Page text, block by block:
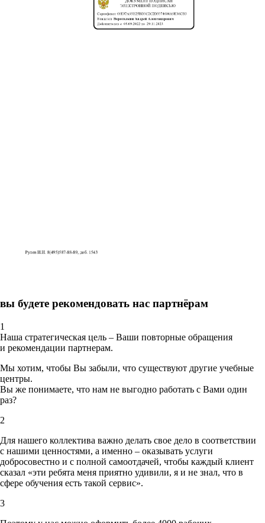
вы будете рекомендовать нас партнёрам
1
Наша стратегическая цель – Ваши повторные обращения
и рекомендации партнерам.
Мы хотим, чтобы Вы забыли, что существуют другие учебные
центры.
Вы же понимаете, что нам не выгодно работать с Вами один
раз?
2
Для нашего коллектива важно делать свое дело в соответствии
с нашими ценностями, а именно – оказывать услуги
добросовестно и с полной самоотдачей, чтобы каждый клиент
сказал «эти ребята меня приятно удивили, я и не знал, что в
сфере обучения есть такой сервис».
3